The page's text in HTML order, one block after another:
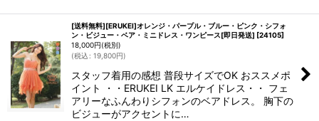
[送料無料][ERUKEI]オレンジ・パープル・ブルー・ピンク・シフォ
ン・ビジュー・ベア・ミニドレス・ワンピース[即日発送] [24105]
18,000円(税別)
(税込: 19,800円)
スタッフ着用の感想 普段サイズでOK おススメポ
イント ・・ERUKEI LK エルケイドレス・・ フェ
アリーなふんわりシフォンのベアドレス。 胸下の
ビジューがアクセントに…